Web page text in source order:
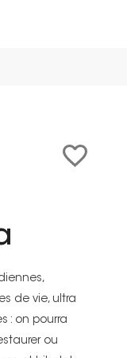
de vie, ultra
: on pourra
ou